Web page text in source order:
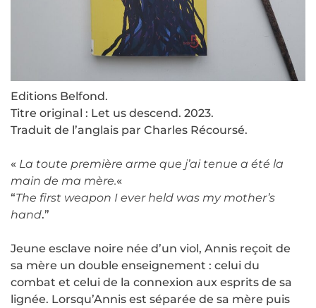
Editions Belfond.
Titre original : Let us descend. 2023.
Traduit de l’anglais par Charles Récoursé.
« La toute première arme que j’ai tenue a été la
main de ma mère.«
“The first weapon I ever held was my mother’s
hand.”
Jeune esclave noire née d’un viol, Annis reçoit de
sa mère un double enseignement : celui du
combat et celui de la connexion aux esprits de sa
lignée. Lorsqu’Annis est séparée de sa mère puis